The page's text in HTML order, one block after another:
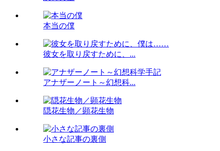
本当の僕
彼女を取り戻すために、...
アナザーノート～幻想科...
隠花生物／顕花生物
小さな記事の裏側